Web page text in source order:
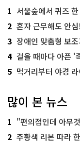
1 서울숲에서 퀴즈
2 혼자 근무해도 안
3 장애인 맞춤형 보조
4 걸을 때마다 아픈 '족
5 먹거리부터 야경
많이 본 뉴스
1 "편의점인데 아무것도
2 주황색 리본 따라 한강